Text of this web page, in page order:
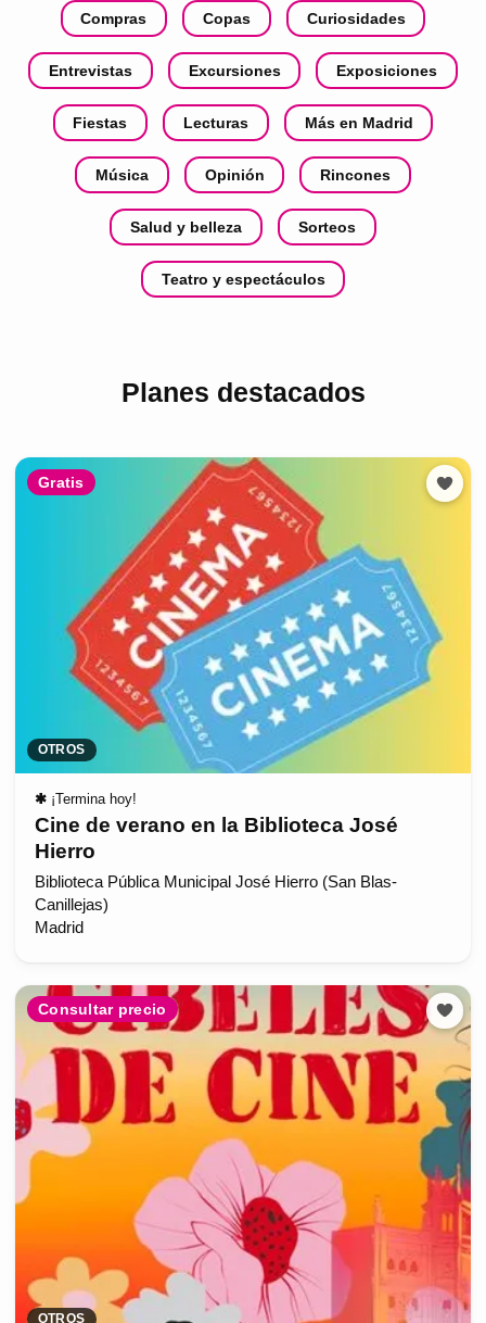
Compras Copas Curiosidades
Entrevistas Excursiones Exposiciones
Fiestas Lecturas Más en Madrid
Música Opinión Rincones
Salud y belleza Sorteos
Teatro y espectáculos
Planes destacados
Gratis
OTROS
✱ ¡Termina hoy!
Cine de verano en la Biblioteca José
Hierro
Biblioteca Pública Municipal José Hierro (San Blas-
Canillejas)
Madrid
Consultar precio
OTROS